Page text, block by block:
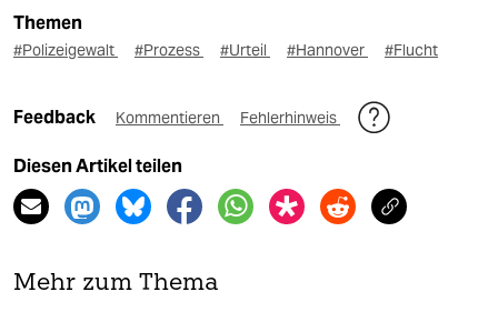
Themen
#Polizeigewalt #Prozess #Urteil #Hannover #Flucht
Feedback Kommentieren Fehlerhinweis
Diesen Artikel teilen
Mehr zum Thema